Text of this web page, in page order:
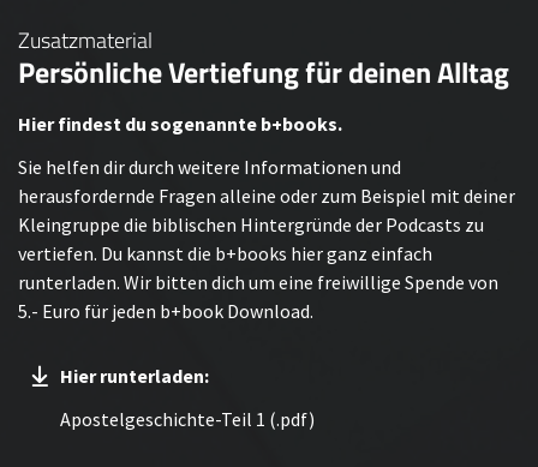
Zusatzmaterial
Persönliche Vertiefung für deinen Alltag
Hier findest du sogenannte b+books.
Sie helfen dir durch weitere Informationen und
herausfordernde Fragen alleine oder zum Beispiel mit deiner
Kleingruppe die biblischen Hintergründe der Podcasts zu
vertiefen. Du kannst die b+books hier ganz einfach
runterladen. Wir bitten dich um eine freiwillige Spende von
5.- Euro für jeden b+book Download.
Hier runterladen:
Apostelgeschichte-Teil 1 (.pdf)